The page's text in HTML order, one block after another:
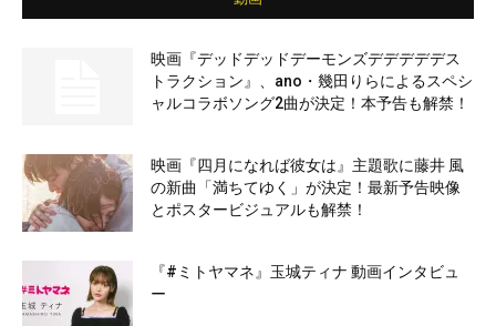
映画『デッドデッドデーモンズデデデデデス
トラクション』、ano・幾田りらによるスペシ
ャルコラボソング2曲が決定！本予告も解禁！
映画『四月になれば彼女は』主題歌に藤井 風
の新曲「満ちてゆく」が決定！最新予告映像
とポスタービジュアルも解禁！
『#ミトヤマネ』玉城ティナ 動画インタビュ
ー